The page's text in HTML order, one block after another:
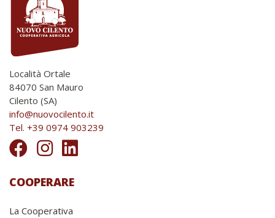
Località Ortale
84070 San Mauro
Cilento (SA)
info@nuovocilento.it
Tel. +39 0974 903239
COOPERARE
La Cooperativa